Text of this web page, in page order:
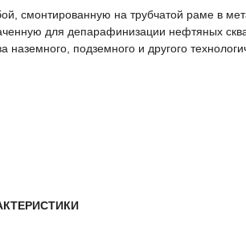
смонтированную на трубчатой раме в
для депарафинизации нефтяных
подземного и другого